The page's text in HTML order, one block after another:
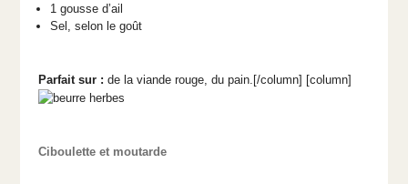
1 gousse d’ail
Sel, selon le goût
Parfait sur : de la viande rouge, du pain.[/column] [column]
Ciboulette et moutarde